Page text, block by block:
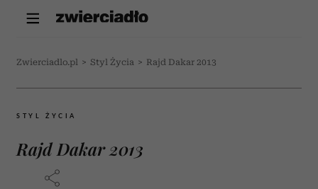
Zwierciadlo.pl > Styl Życia > Rajd Dakar 2013
STYL ŻYCIA
Rajd Dakar 2013